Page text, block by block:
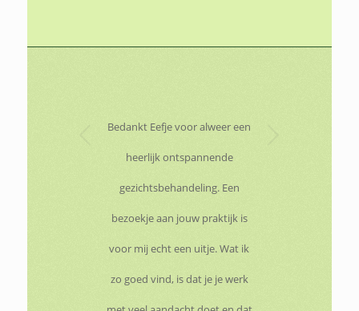
Bedankt Eefje voor alweer een
heerlijk ontspannende
gezichtsbehandeling. Een
bezoekje aan jouw praktijk is
voor mij echt een uitje. Wat ik
zo goed vind, is dat je je werk
Volgende